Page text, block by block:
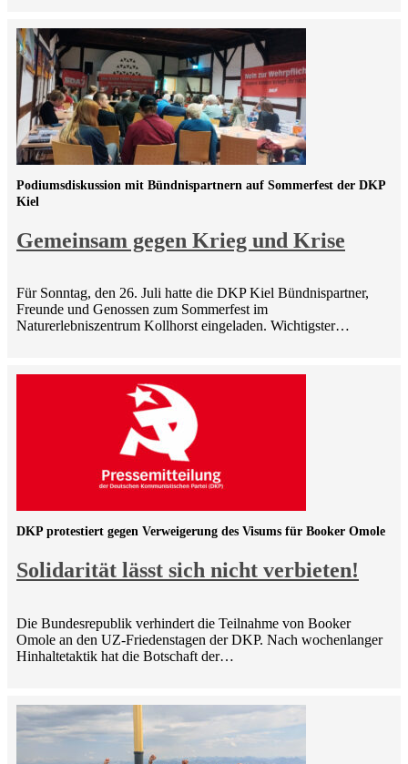
Gemeinsam gegen Krieg und Krise
Podiumsdiskussion mit Bündnispartnern auf Sommerfest der DKP
Kiel
Für Sonntag, den 26. Juli hatte die DKP Kiel Bündnispartner,
Freunde und Genossen zum Sommerfest im
Naturerlebniszentrum Kollhorst eingeladen. Wichtigster…
Solidarität lässt sich nicht verbieten!
DKP protestiert gegen Verweigerung des Visums für Booker Omole
Die Bundesrepublik verhindert die Teilnahme von Booker
Omole an den UZ-Friedenstagen der DKP. Nach wochenlanger
Hinhaltetaktik hat die Botschaft der…